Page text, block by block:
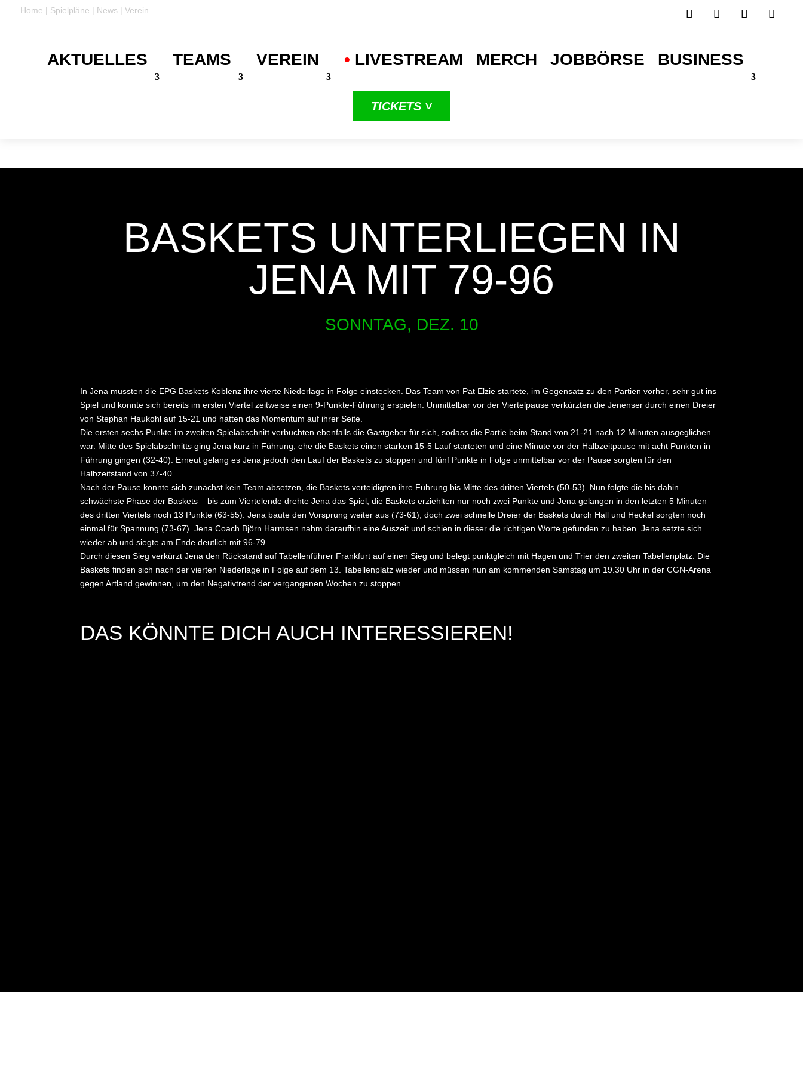
Home | Spielpläne | News | Verein
AKTUELLES TEAMS VEREIN • LIVESTREAM MERCH JOBBÖRSE BUSINESS
TICKETS ˅
BASKETS UNTERLIEGEN IN
JENA MIT 79-96
SONNTAG, DEZ. 10
In Jena mussten die EPG Baskets Koblenz ihre vierte Niederlage in Folge einstecken. Das Team von Pat Elzie startete, im Gegensatz zu den Partien vorher, sehr gut ins
Spiel und konnte sich bereits im ersten Viertel zeitweise einen 9-Punkte-Führung erspielen. Unmittelbar vor der Viertelpause verkürzten die Jenenser durch einen Dreier
von Stephan Haukohl auf 15-21 und hatten das Momentum auf ihrer Seite.
Die ersten sechs Punkte im zweiten Spielabschnitt verbuchten ebenfalls die Gastgeber für sich, sodass die Partie beim Stand von 21-21 nach 12 Minuten ausgeglichen
war. Mitte des Spielabschnitts ging Jena kurz in Führung, ehe die Baskets einen starken 15-5 Lauf starteten und eine Minute vor der Halbzeitpause mit acht Punkten in
Führung gingen (32-40). Erneut gelang es Jena jedoch den Lauf der Baskets zu stoppen und fünf Punkte in Folge unmittelbar vor der Pause sorgten für den
Halbzeitstand von 37-40.
Nach der Pause konnte sich zunächst kein Team absetzen, die Baskets verteidigten ihre Führung bis Mitte des dritten Viertels (50-53). Nun folgte die bis dahin
schwächste Phase der Baskets – bis zum Viertelende drehte Jena das Spiel, die Baskets erziehlten nur noch zwei Punkte und Jena gelangen in den letzten 5 Minuten
des dritten Viertels noch 13 Punkte (63-55). Jena baute den Vorsprung weiter aus (73-61), doch zwei schnelle Dreier der Baskets durch Hall und Heckel sorgten noch
einmal für Spannung (73-67). Jena Coach Björn Harmsen nahm daraufhin eine Auszeit und schien in dieser die richtigen Worte gefunden zu haben. Jena setzte sich
wieder ab und siegte am Ende deutlich mit 96-79.
Durch diesen Sieg verkürzt Jena den Rückstand auf Tabellenführer Frankfurt auf einen Sieg und belegt punktgleich mit Hagen und Trier den zweiten Tabellenplatz. Die
Baskets finden sich nach der vierten Niederlage in Folge auf dem 13. Tabellenplatz wieder und müssen nun am kommenden Samstag um 19.30 Uhr in der CGN-Arena
gegen Artland gewinnen, um den Negativtrend der vergangenen Wochen zu stoppen
DAS KÖNNTE DICH AUCH INTERESSIEREN!